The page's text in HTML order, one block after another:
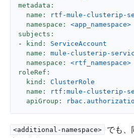
metadata:
name:
rtf-mule-clusterip-
namespace:
<app_namespace>
subjects:
-
kind:
ServiceAccount
name:
mule-clusterip-
namespace:
<rtf_namespace>
roleRef:
kind:
ClusterRole
name:
rtf:mule-clusterip-
apiGroup:
<additional-namespace>
でも